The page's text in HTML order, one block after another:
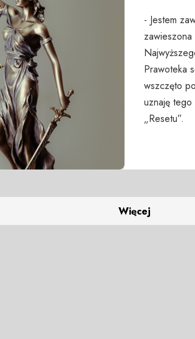
- Jestem
Prawoteka
wszczęto
uznaję tego
„Resetu”.
Więcej